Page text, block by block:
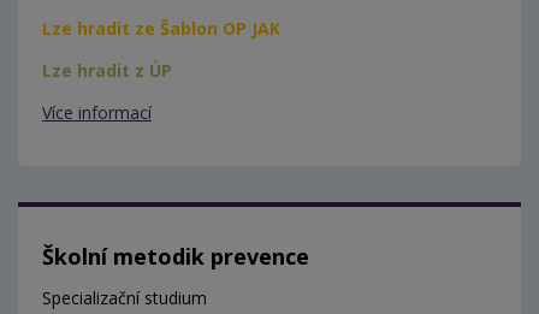
Lze hradit ze Šablon OP JAK
Lze hradit z ÚP
Více informací
Školní metodik prevence
Specializační studium